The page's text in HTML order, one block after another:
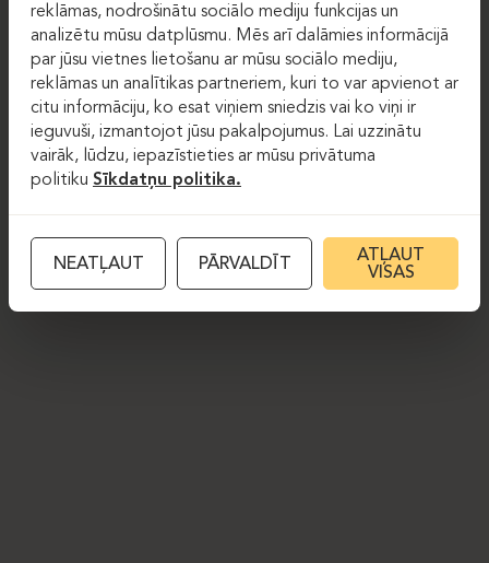
reklāmas, nodrošinātu sociālo mediju funkcijas un
analizētu mūsu datplūsmu. Mēs arī dalāmies informācijā
par jūsu vietnes lietošanu ar mūsu sociālo mediju,
reklāmas un analītikas partneriem, kuri to var apvienot ar
citu informāciju, ko esat viņiem sniedzis vai ko viņi ir
ieguvuši, izmantojot jūsu pakalpojumus. Lai uzzinātu
vairāk, lūdzu, iepazīstieties ar mūsu privātuma
politiku Sīkdatņu politika.
NEATĻAUT PĀRVALDĪT
ATĻAUT
VISAS